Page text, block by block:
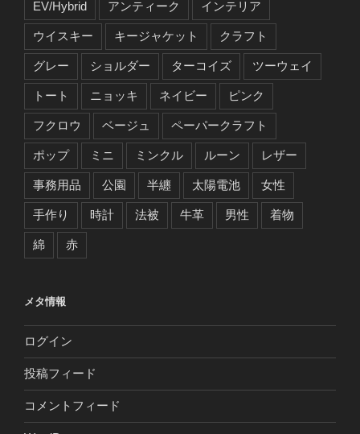
EV/Hybrid アンティーク インテリア
ウイスキー キージャケット クラフト
グレー ショルダー ターコイズ ツーウェイ
トート ニョッキ ネイビー ピンク
フクロウ ベージュ ペーパークラフト
ポップ ミニ ミンクル ルーン レザー
事務用品 公園 半纏 太陽電池 女性
手作り 時計 法被 牛革 男性 着物
綿 赤
メタ情報
ログイン
投稿フィード
コメントフィード